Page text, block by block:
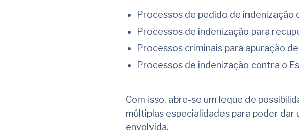
Processos de pedido de
Processos de indenização para
Processos criminais para apuração
Processos de indenização contra o
Com isso, abre-se um leque de
múltiplas especialidades para poder
envolvida.